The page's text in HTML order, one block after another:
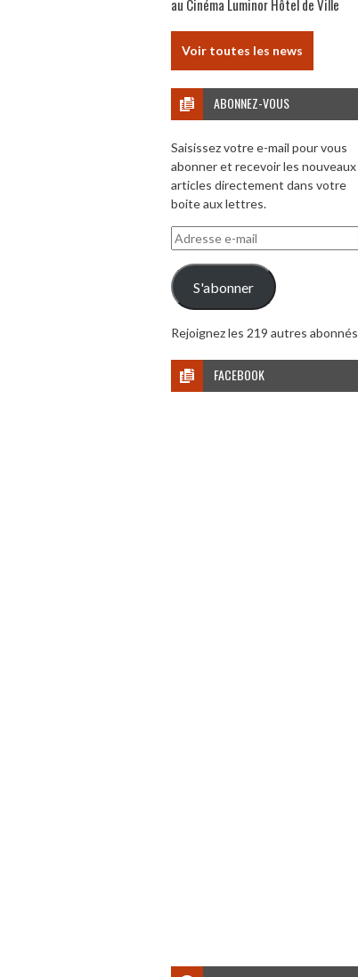
au Cinéma Luminor Hôtel de Ville
Voir toutes les news
ABONNEZ-VOUS
Saisissez votre e-mail pour vous
abonner et recevoir les nouveaux
articles directement dans votre
boite aux lettres.
Adresse
e-
mail
S'abonner
Rejoignez les 219 autres abonnés
FACEBOOK